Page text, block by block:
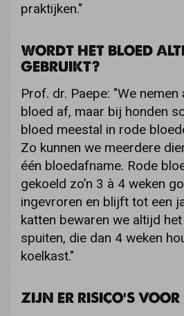
praktijken."
WORDT HET BLOED
GEBRUIKT?
Prof. dr. Paepe: "We
bloed af, maar bij honden
bloed meestal in rode
Zo kunnen we meerdere
één bloedafname. Rode
gekoeld zo’n 3 à 4 weken
ingevroren en blijft tot een
katten bewaren we altijd
spuiten, die dan 4 weken
koelkast."
ZIJN ER RISICO’S